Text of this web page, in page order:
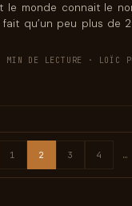
le monde connait le
fait qu’un peu plus de
DE LECTURE · LOÏC
1 2 3 4 …